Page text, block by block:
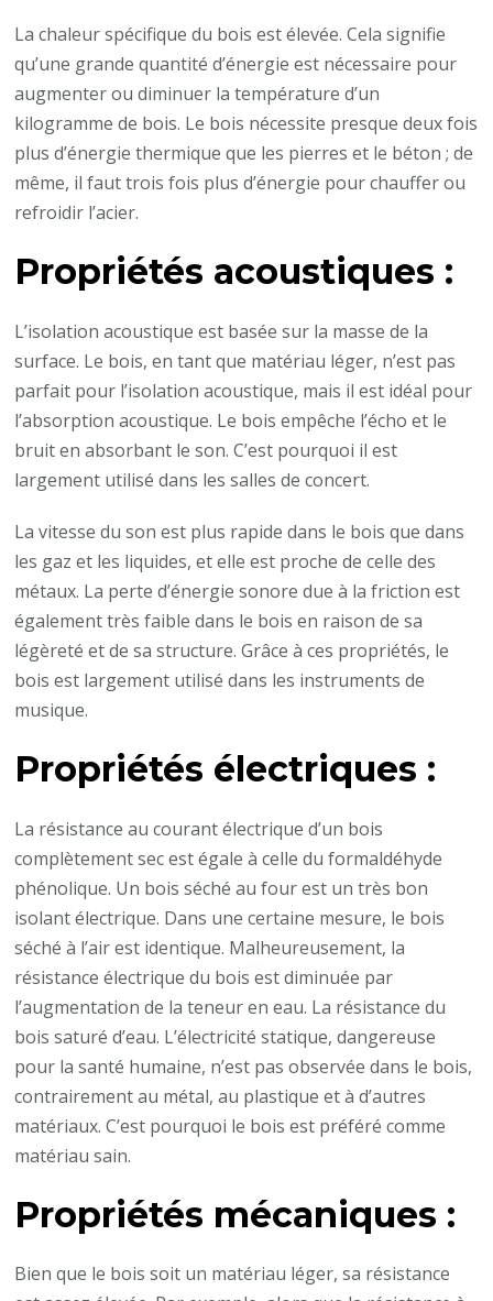
La chaleur spécifique du bois est élevée. Cela signifie
qu’une grande quantité d’énergie est nécessaire pour
augmenter ou diminuer la température d’un
kilogramme de bois. Le bois nécessite presque deux fois
plus d’énergie thermique que les pierres et le béton ; de
même, il faut trois fois plus d’énergie pour chauffer ou
refroidir l’acier.
Propriétés acoustiques :
L’isolation acoustique est basée sur la masse de la
surface. Le bois, en tant que matériau léger, n’est pas
parfait pour l’isolation acoustique, mais il est idéal pour
l’absorption acoustique. Le bois empêche l’écho et le
bruit en absorbant le son. C’est pourquoi il est
largement utilisé dans les salles de concert.
La vitesse du son est plus rapide dans le bois que dans
les gaz et les liquides, et elle est proche de celle des
métaux. La perte d’énergie sonore due à la friction est
également très faible dans le bois en raison de sa
légèreté et de sa structure. Grâce à ces propriétés, le
bois est largement utilisé dans les instruments de
musique.
Propriétés électriques :
La résistance au courant électrique d’un bois
complètement sec est égale à celle du formaldéhyde
phénolique. Un bois séché au four est un très bon
isolant électrique. Dans une certaine mesure, le bois
séché à l’air est identique. Malheureusement, la
résistance électrique du bois est diminuée par
l’augmentation de la teneur en eau. La résistance du
bois saturé d’eau. L’électricité statique, dangereuse
pour la santé humaine, n’est pas observée dans le bois,
contrairement au métal, au plastique et à d’autres
matériaux. C’est pourquoi le bois est préféré comme
matériau sain.
Propriétés mécaniques :
Bien que le bois soit un matériau léger, sa résistance